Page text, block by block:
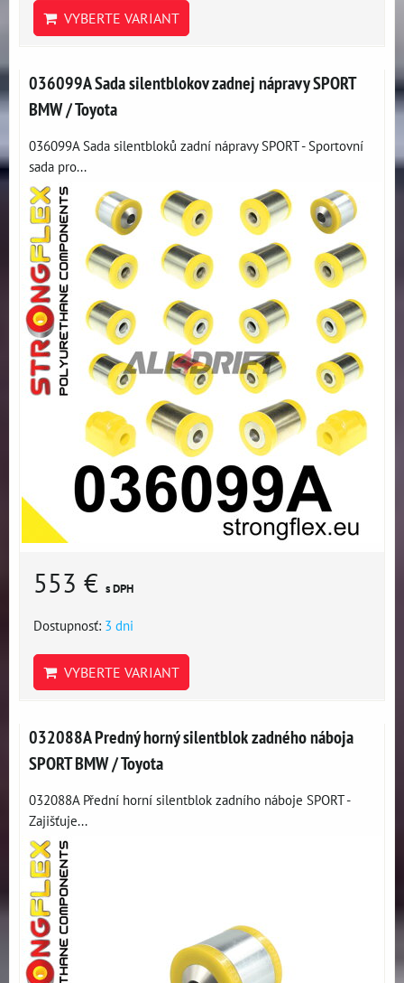
VYBERTE VARIANT
036099A Sada silentblokov zadnej nápravy SPORT
BMW / Toyota
036099A Sada silentbloků zadní nápravy SPORT - Sportovní
sada pro...
553 € s DPH
Dostupnosť: 3 dni
VYBERTE VARIANT
032088A Predný horný silentblok zadného náboja
SPORT BMW / Toyota
032088A Přední horní silentblok zadního náboje SPORT -
Zajišťuje...